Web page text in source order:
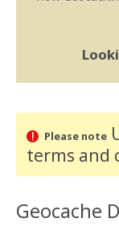
Please note
terms and
Geocache